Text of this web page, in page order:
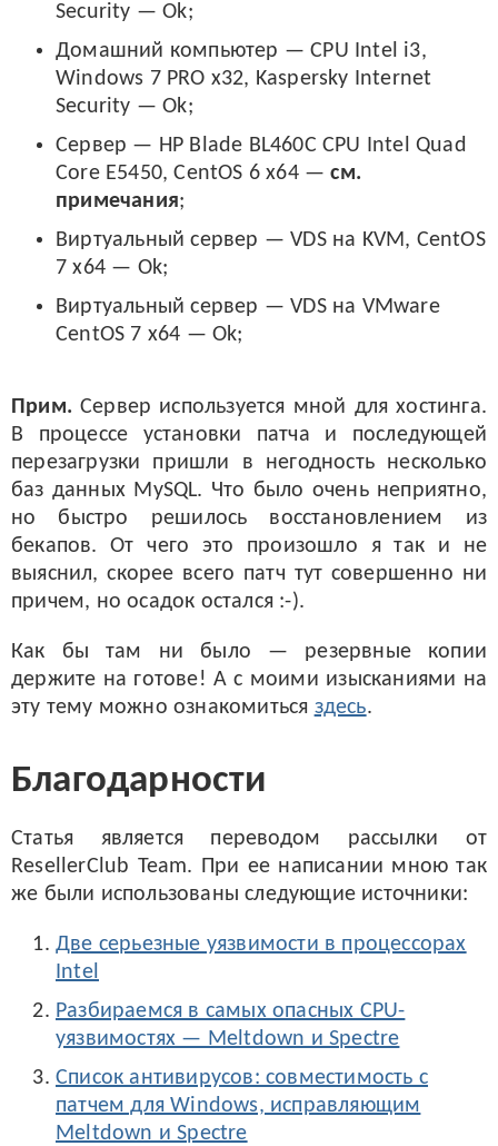
Security — Ok;
Домашний компьютер — CPU Intel i3,
Windows 7 PRO x32, Kaspersky Internet
Security — Ok;
Сервер — HP Blade BL460C CPU Intel Quad
Core E5450, CentOS 6 x64 —см.
примечания;
Виртуальный сервер — VDS на KVM, CentOS
7 x64 — Ok;
Виртуальный сервер — VDS на VMware
CentOS 7 x64 — Ok;
Прим. Сервер используется мной для хостинга.
В процессе установки патча и последующей
перезагрузки пришли в негодность несколько
баз данных MySQL. Что было очень неприятно,
но быстро решилось восстановлением из
бекапов. От чего это произошло я так и не
выяснил, скорее всего патч тут совершенно ни
причем, но осадок остался :-).
Как бы там ни было — резервные копии
держите на готове! А с моими изысканиями на
эту тему можно ознакомиться здесь.
Благодарности
Статья является переводом рассылки от
ResellerClub Team. При ее написании мною так
же были использованы следующие источники:
Две серьезные уязвимости в процессорах
Intel
Разбираемся в самых опасных CPU-
уязвимостях — Meltdown и Spectre
Список антивирусов: совместимость с
патчем для Windows, исправляющим
Meltdown и Spectre